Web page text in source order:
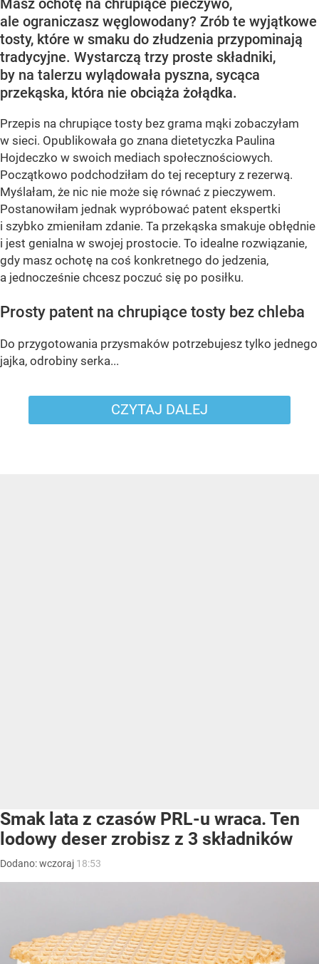
ale ograniczasz węglowodany? Zrób te wyjątkowe
tosty, które w smaku do złudzenia przypominają
tradycyjne. Wystarczą trzy proste składniki,
by na talerzu wylądowała pyszna, sycąca
przekąska, która nie obciąża żołądka.
Przepis na chrupiące tosty bez grama mąki zobaczyłam
w sieci. Opublikowała go znana dietetyczka Paulina
Hojdeczko w swoich mediach społecznościowych.
Początkowo podchodziłam do tej receptury z rezerwą.
Myślałam, że nic nie może się równać z pieczywem.
Postanowiłam jednak wypróbować patent ekspertki
i szybko zmieniłam zdanie. Ta przekąska smakuje obłędnie
i jest genialna w swojej prostocie. To idealne rozwiązanie,
gdy masz ochotę na coś konkretnego do jedzenia,
a jednocześnie chcesz poczuć się po posiłku.
Prosty patent na chrupiące tosty bez chleba
Do przygotowania przysmaków potrzebujesz tylko jednego
jajka, odrobiny serka...
CZYTAJ DALEJ
Smak lata z czasów PRL-u wraca. Ten
lodowy deser zrobisz z 3 składników
Dodano:wczoraj 18:53